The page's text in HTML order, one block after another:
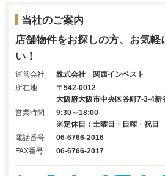
当社のご案内
店舗物件をお探しの方、お気軽
い！
運営会社
株式会社 関西インベスト
所在地
〒542-0012
大阪府大阪市中央区谷町7-3-4新
営業時間
9:30～18:00
※定休日：土曜日・日曜・祝日
電話番号
06-6766-2016
FAX番号
06-6766-2017